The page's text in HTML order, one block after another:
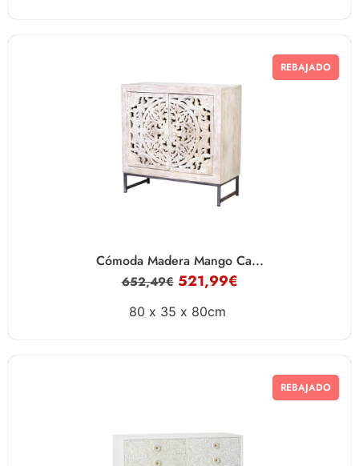
REBAJADO
Cómoda Madera Mango Ca...
652,49€ 521,99€
80 x 35 x 80cm
REBAJADO